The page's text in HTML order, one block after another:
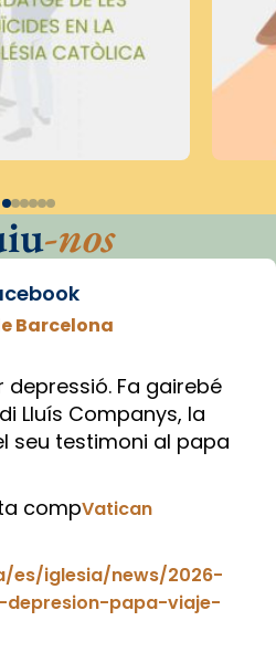
-nos
Barcelona
Fa gairebé
Lluís Companys, la
seu testimoni al papa
compVatican
es/iglesia/news/2026-
papa-viaje-